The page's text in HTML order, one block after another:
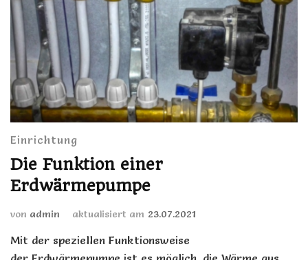
Einrichtung
Die Funktion einer
Erdwärmepumpe
von admin aktualisiert am 23.07.2021
Mit der speziellen Funktionsweise